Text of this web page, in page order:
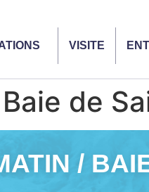
VISITE
de
/